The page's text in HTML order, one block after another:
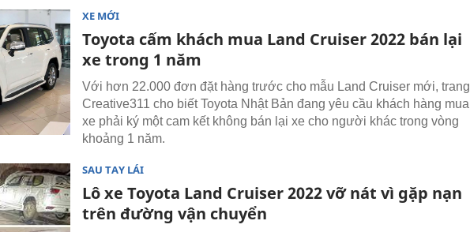
XE MỚI
Toyota cấm khách mua Land Cruiser 2022 bán lại
xe trong 1 năm
Với hơn 22.000 đơn đặt hàng trước cho mẫu Land Cruiser mới, trang
Creative311 cho biết Toyota Nhật Bản đang yêu cầu khách hàng mua
xe phải ký một cam kết không bán lại xe cho người khác trong vòng
khoảng 1 năm.
SAU TAY LÁI
Lô xe Toyota Land Cruiser 2022 vỡ nát vì gặp nạn
trên đường vận chuyển